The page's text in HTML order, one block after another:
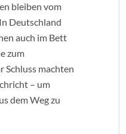
bleiben vom
Deutschland
auch im Bett
zum
Schluss machten
– um
dem Weg zu